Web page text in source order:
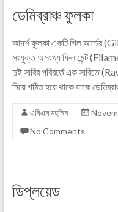
ডেমিব্রাঞ্চ ফুলকা
আদর্শ ফুলকা একটি গিল আর্চের
সংযুক্ত অসংখ্য ফিলামেন্ট
দুই সারির পরিবর্তে এক সারিতে
নিয়ে গঠিত হয়ে থাকে যাকে
এবিএম মহসিন
No Comments
ডিপ্লয়েড